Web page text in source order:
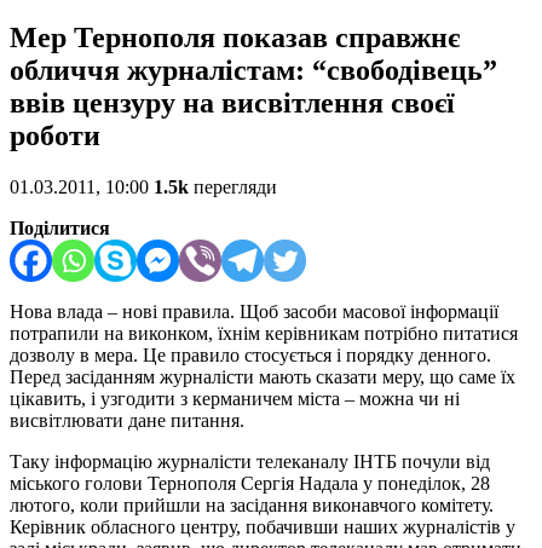
Мер Тернополя показав справжнє
обличчя журналістам: “свободівець”
ввів цензуру на висвітлення своєї
роботи
01.03.2011, 10:00 1.5k перегляди
Поділитися
Нова влада – нові правила. Щоб засоби масової інформації
потрапили на виконком, їхнім керівникам потрібно питатися
дозволу в мера. Це правило стосується і порядку денного.
Перед засіданням журналісти мають сказати меру, що саме їх
цікавить, і узгодити з керманичем міста – можна чи ні
висвітлювати дане питання.
Таку інформацію журналісти телеканалу ІНТБ почули від
міського голови Тернополя Сергія Надала у понеділок, 28
лютого, коли прийшли на засідання виконавчого комітету.
Керівник обласного центру, побачивши наших журналістів у